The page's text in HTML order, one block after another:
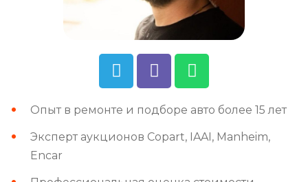
Опыт в ремонте и подборе авто более 15 лет
Эксперт аукционов Copart, IAAI, Manheim,
Encar